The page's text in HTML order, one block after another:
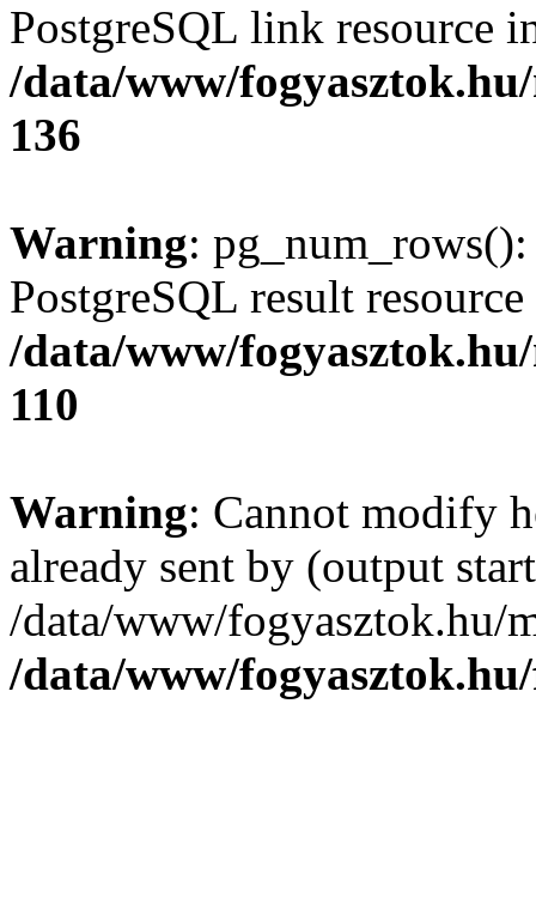
PostgreSQL link resource
/data/www/
136
Warning:
PostgreSQL result
/data/www/
110
Warning: Cannot modify
already sent by (output
/data/www/fogyasztok.hu/
/data/www/